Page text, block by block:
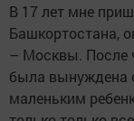
В 17 лет мне
Башкортостана,
– Москвы. После
была вынуждена
маленьким